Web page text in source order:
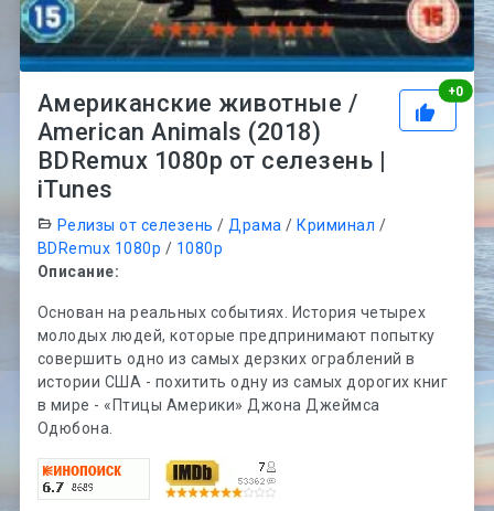
+0
Американские животные /
American Animals (2018)
BDRemux 1080p от селезень |
iTunes
Релизы от селезень /Драма / Криминал /
BDRemux 1080p / 1080p
Описание:
Основан на реальных событиях. История четырех
молодых людей, которые предпринимают попытку
совершить одно из самых дерзких ограблений в
истории США - похитить одну из самых дорогих книг
в мире - «Птицы Америки» Джона Джеймса
Одюбона.